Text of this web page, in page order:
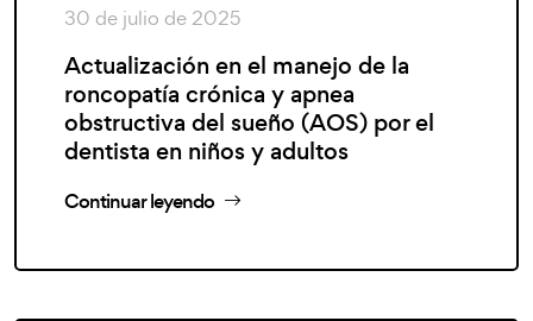
30 de julio de 2025
Actualización en el manejo de la
roncopatía crónica y apnea
obstructiva del sueño (AOS) por el
dentista en niños y adultos
Continuar leyendo